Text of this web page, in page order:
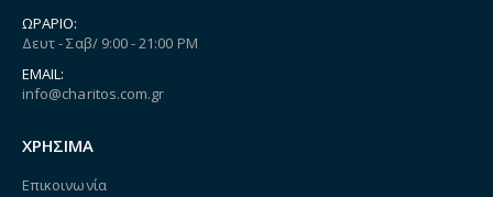
ΩΡΆΡΙΟ:
Δευτ - Σαβ/ 9:00 - 21:00 PM
EMAIL:
info@charitos.com.gr
ΧΡΗΣΙΜΑ
Επικοινωνία